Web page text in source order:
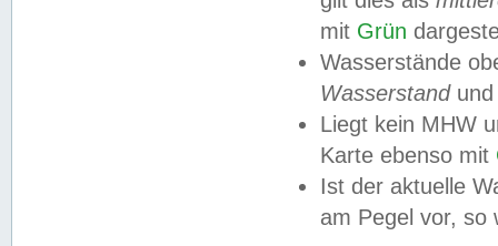
mit Grün
Wasserstände
Wasserstandund
Liegt kein MHW
Karte ebenso mit
Ist der aktuelle
am Pegel vor,